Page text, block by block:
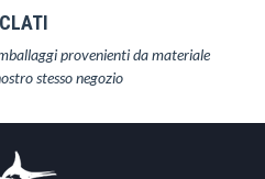
provenienti da materiale
stesso negozio